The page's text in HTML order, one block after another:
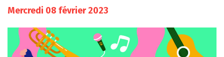
Mercredi 08 février 2023